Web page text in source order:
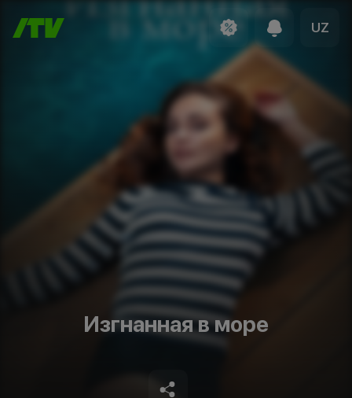
UZ
Изгнанная в море